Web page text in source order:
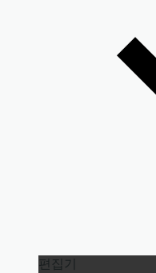
편집기